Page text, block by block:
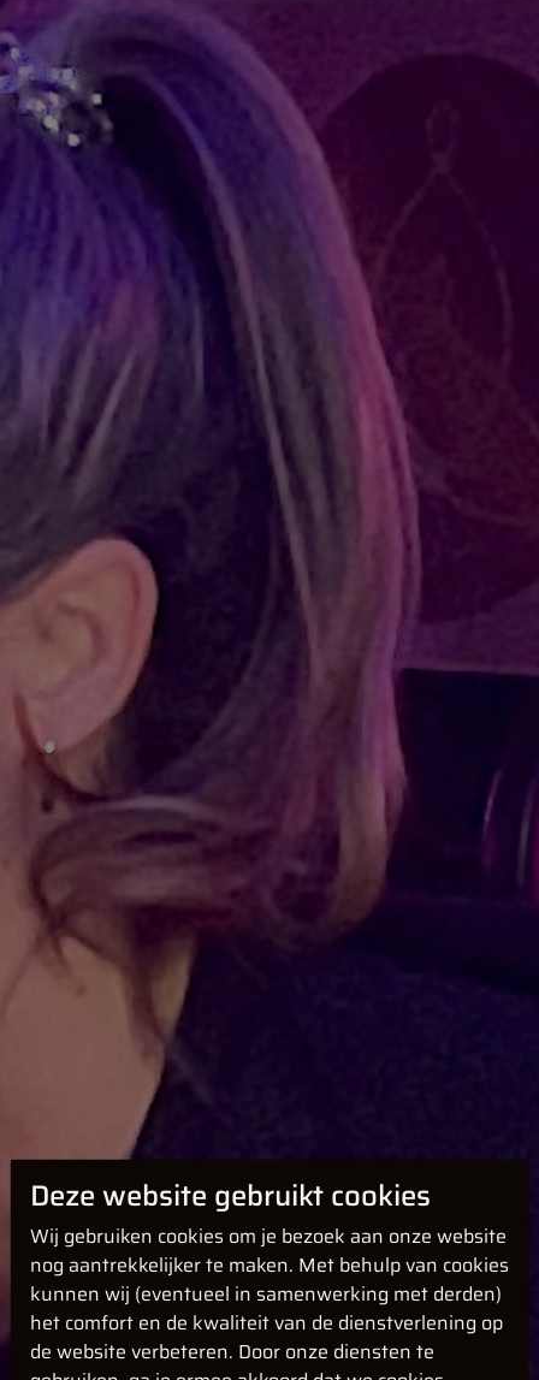
Deze website gebruikt cookies
Wij gebruiken cookies om je bezoek aan onze website
nog aantrekkelijker te maken. Met behulp van cookies
kunnen wij (eventueel in samenwerking met derden)
het comfort en de kwaliteit van de dienstverlening op
de website verbeteren. Door onze diensten te